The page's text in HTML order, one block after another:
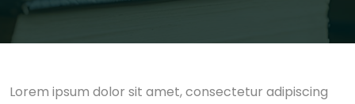
Lorem ipsum dolor sit amet, consectetur adipiscing